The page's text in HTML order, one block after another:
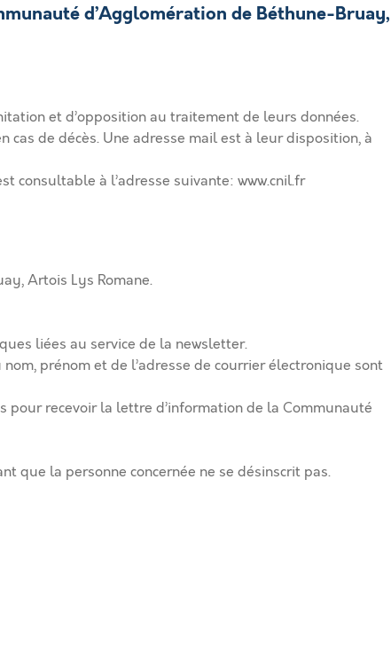
d’Agglomération de Béthune-Bruay,
et d’opposition au traitement de leurs données.
de décès. Une adresse mail est à leur disposition, à
consultable à l’adresse suivante: www.cnil.fr
Artois Lys Romane.
liées au service de la newsletter.
prénom et de l’adresse de courrier électronique sont
pour recevoir la lettre d’information de la Communauté
que la personne concernée ne se désinscrit pas.